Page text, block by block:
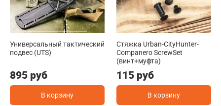
Универсальный тактический
подвес (UTS)
895 руб
В корзину
Стяжка Urban-CityHunter-
Companero ScrewSet
(винт+муфта)
115 руб
В корзину